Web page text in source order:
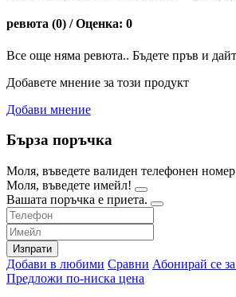
ревюта (0) / Оценка: 0
Все още няма ревюта.. Бъдете пръв и
Добавете мнение за този продукт
Добави мнение
Бърза поръчка
Моля, въведете валиден телефонен
Моля, въведете имейл!
Вашата поръчка е приета.
Изпрати
Добави в любими Сравни Абонирай се
Предложи по-ниска цена